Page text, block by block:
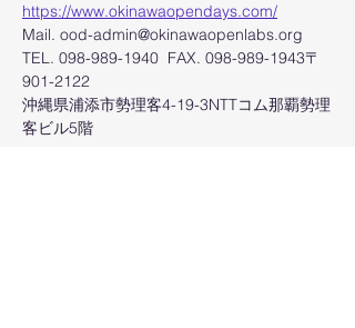
https://www.okinawaopendays.com/
Mail. ood-admin@okinawaopenlabs.org
TEL. 098-989-1940  FAX. 098-989-1943〒
901-2122
沖縄県浦添市勢理客4-19-3NTTコム那覇勢理
客ビル5階